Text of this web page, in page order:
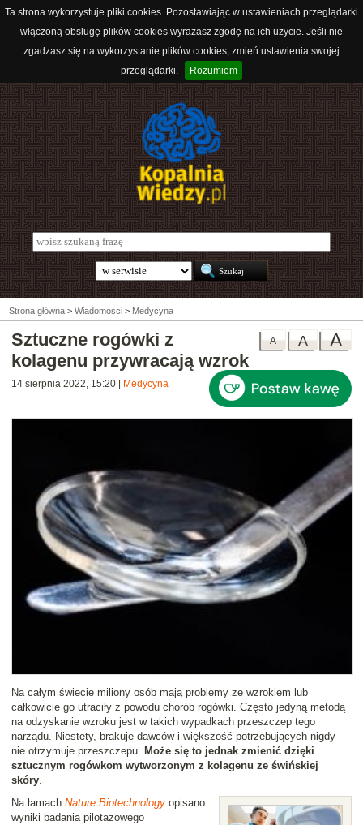
Ta strona wykorzystuje pliki cookies. Pozostawiając w ustawieniach przeglądarki
włączoną obsługę plików cookies wyrażasz zgodę na ich użycie. Jeśli nie
zgadzasz się na wykorzystanie plików cookies, zmień ustawienia swojej
przeglądarki.
Rozumiem
Strona główna > Wiadomości > Medycyna
A
A
A
Sztuczne rogówki z
kolagenu przywracają wzrok
14 sierpnia 2022, 15:20 Medycyna
Na całym świecie miliony osób mają problemy ze wzrokiem lub
całkowicie go utraciły z powodu chorób rogówki. Często jedyną metodą
na odzyskanie wzroku jest w takich wypadkach przeszczep tego
narządu. Niestety, brakuje dawców i większość potrzebujących nigdy
nie otrzymuje przeszczepu. Może się to jednak zmienić dzięki
sztucznym rogówkom wytworzonym z kolagenu ze świńskiej
skóry.
Na łamach Nature Biotechnology opisano
wyniki badania pilotażowego